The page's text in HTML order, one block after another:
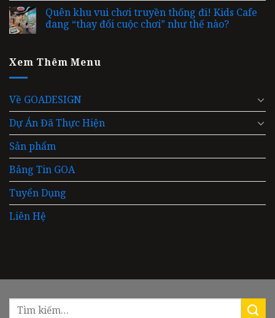
Quên khu vui chơi truyền thống đi! Kids Cafe
đang “thay đổi cuộc chơi” như thế nào?
Xem Thêm Menu
Về GOADESIGN
Dự Án Đã Thực Hiện
Sản phẩm
Bảng Tin GOA
Tuyển Dụng
Liên Hệ